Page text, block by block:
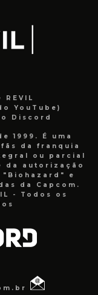
REVIL
YouTube)
Discord
1999. É uma
da franquia
ou parcial
da autorização
e
da Capcom.
- Todos os